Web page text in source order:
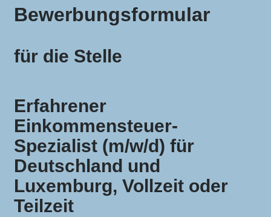
Bewerbungsformular
für die Stelle
Erfahrener
Einkommensteuer-
Spezialist (m/w/d) für
Deutschland und
Luxemburg, Vollzeit oder
Teilzeit